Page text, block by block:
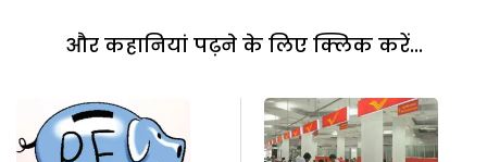
और कहानियां पढ़ने के लिए क्लिक करें...